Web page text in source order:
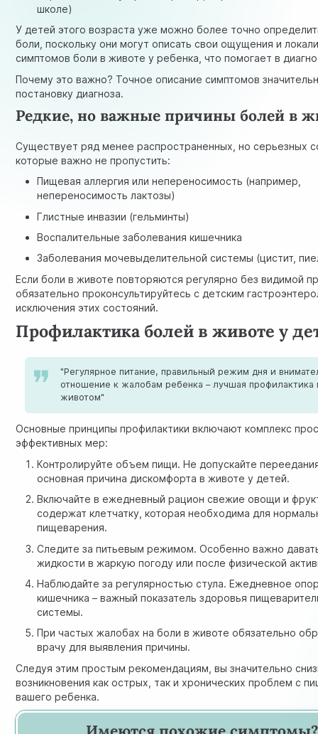
школе)
У детей этого возраста уже можно более точно
боли, поскольку они могут описать свои ощущения и
симптомов боли в животе у ребенка, что помогает в
Почему это важно? Точное описание симптомов
постановку диагноза.
Редкие, но важные причины болей в
Существует ряд менее распространенных, но серьезных
которые важно не пропустить:
Пищевая аллергия или непереносимость (например,
непереносимость лактозы)
Глистные инвазии (гельминты)
Воспалительные заболевания кишечника
Заболевания мочевыделительной системы (цистит,
Если боли в животе повторяются регулярно без видимой
обязательно проконсультируйтесь с детским
исключения этих состояний.
Профилактика болей в животе у
"Регулярное питание, правильный режим дня и
отношение к жалобам ребенка – лучшая профилактика
животом"
Основные принципы профилактики включают комплекс
эффективных мер:
Контролируйте объем пищи. Не допускайте
основная причина дискомфорта в животе у детей.
Включайте в ежедневный рацион свежие овощи и
содержат клетчатку, которая необходима для
пищеварения.
Следите за питьевым режимом. Особенно важно
жидкости в жаркую погоду или после физической
Наблюдайте за регулярностью стула. Ежедневное
кишечника – важный показатель здоровья
системы.
При частых жалобах на боли в животе обязательно
врачу для выявления причины.
Следуя этим простым рекомендациям, вы значительно
возникновения как острых, так и хронических проблем с
вашего ребенка.